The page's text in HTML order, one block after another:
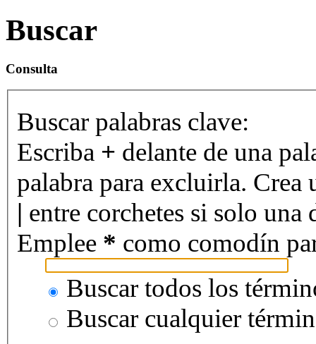
Buscar
Consulta
Buscar palabras clave:
Escriba + delante de una
palabra para excluirla. Crea
| entre corchetes si solo una
Emplee * como comodín
Buscar todos los
Buscar cualquier